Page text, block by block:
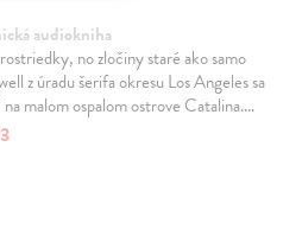
audiokniha
no zločiny staré ako samo
z úradu šerifa okresu Los Angeles sa
malom ospalom ostrove Catalina.…